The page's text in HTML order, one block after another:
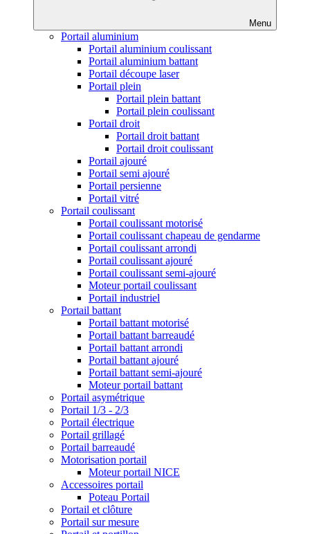
Menu
Portail aluminium
Portail aluminium coulissant
Portail aluminium battant
Portail découpe laser
Portail plein
Portail plein battant
Portail plein coulissant
Portail droit
Portail droit battant
Portail droit coulissant
Portail ajouré
Portail semi ajouré
Portail persienne
Portail vitré
Portail coulissant
Portail coulissant motorisé
Portail coulissant chapeau de gendarme
Portail coulissant arrondi
Portail coulissant ajouré
Portail coulissant semi-ajouré
Moteur portail coulissant
Portail industriel
Portail battant
Portail battant motorisé
Portail battant barreaudé
Portail battant arrondi
Portail battant ajouré
Portail battant semi-ajouré
Moteur portail battant
Portail asymétrique
Portail 1/3 - 2/3
Portail électrique
Portail grillagé
Portail barreaudé
Motorisation portail
Moteur portail NICE
Accessoires portail
Poteau Portail
Portail et clôture
Portail sur mesure